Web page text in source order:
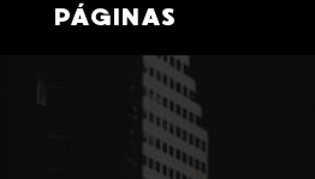
PÁGINAS